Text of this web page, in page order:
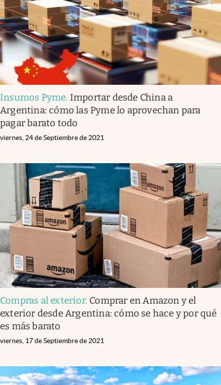
Insumos Pyme. Importar desde China a
Argentina: cómo las Pyme lo aprovechan para
pagar barato todo
viernes, 24 de Septiembre de 2021
Compras al exterior. Comprar en Amazon y el
exterior desde Argentina: cómo se hace y por qué
es más barato
viernes, 17 de Septiembre de 2021